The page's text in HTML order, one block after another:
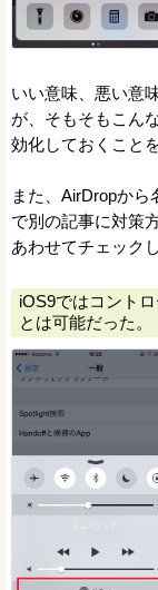
いい意味、悪い意
が、そもそもこん
効化しておくこと
また、AirDropか
で別の記事に対策
あわせてチェック
iOS9ではコント
とは可能だった。